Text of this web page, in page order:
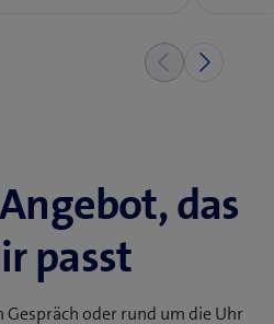
das
passt
oder rund um die Uhr